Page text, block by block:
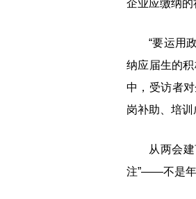
企业应缴纳的
“要运用
纳应届生的
中，受访者
岗补助、培训
从两会
注”——不是年